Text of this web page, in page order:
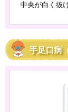
中央が白く抜
手足口病